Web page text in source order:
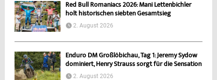
Red Bull Romaniacs 2026: Mani Lettenbichler
holt historischen siebten Gesamtsieg
2. August 2026
Enduro DM Großlöbichau, Tag 1: Jeremy Sydow
dominiert, Henry Strauss sorgt für die Sensation
2. August 2026